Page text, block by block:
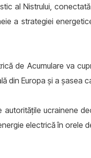
al Nistrului,
a strategiei
de Acumulare va
din Europa și a șasea
autoritățile ucrainene
electrică în orele